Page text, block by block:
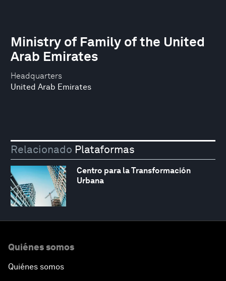
Headquarters
United Arab Emirates
Ministry of Family of the United
Arab Emirates
Relacionado Plataformas
Centro para la Transformación
Urbana
Quiénes somos
Quiénes somos